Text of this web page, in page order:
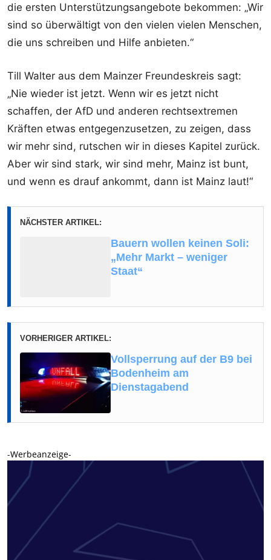
die ersten Unterstützungsangebote bekommen: „Wir
sind so überwältigt von den vielen vielen Menschen,
die uns schreiben und Hilfe anbieten.“
Till Walter aus dem Mainzer Freundeskreis sagt:
„Nie wieder ist jetzt. Wenn wir es jetzt nicht
schaffen, der AfD und anderen rechtsextremen
Kräften etwas entgegenzusetzen, zu zeigen, dass
wir mehr sind, rutschen wir in dieses Kapitel zurück.
Aber wir sind stark, wir sind mehr, Mainz ist bunt,
und wenn es drauf ankommt, dann ist Mainz laut!“
NÄCHSTER ARTIKEL:
Bauern wollen keinen Soli:
„Mehr Markt – weniger
Staat“
VORHERIGER ARTIKEL:
Vollsperrung auf der B9 bei
Bodenheim am
Dienstagabend
-Werbeanzeige-